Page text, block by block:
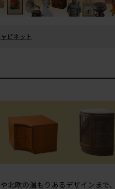
ビネット
北欧の温もりあるデザインまで